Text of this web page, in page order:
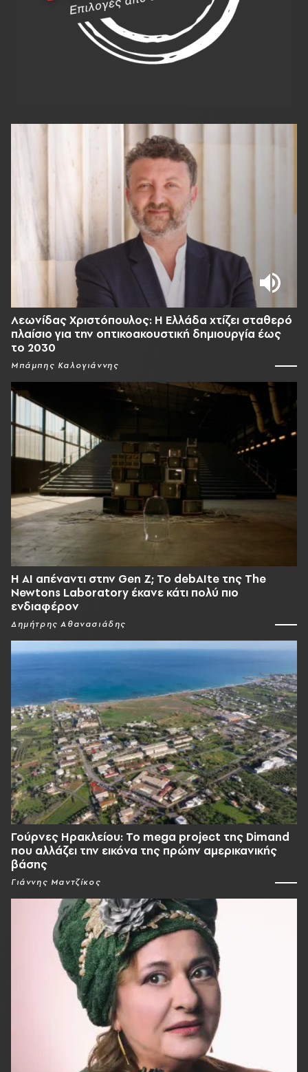
Λεωνίδας Χριστόπουλος: Η Ελλάδα χτίζει σταθερό
πλαίσιο για την οπτικοακουστική δημιουργία έως
το 2030
Μπάμπης Καλογιάννης
Η AI απέναντι στην Gen Z; Το debAIte της The
Newtons Laboratory έκανε κάτι πολύ πιο
ενδιαφέρον
Δημήτρης Αθανασιάδης
Γούρνες Ηρακλείου: To mega project της Dimand
που αλλάζει την εικόνα της πρώην αμερικανικής
βάσης
Γιάννης Μαντζίκος